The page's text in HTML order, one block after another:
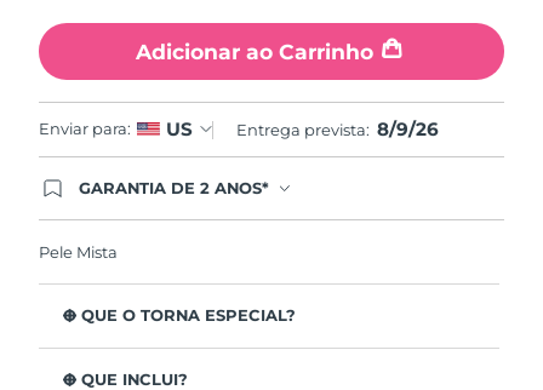
Adicionar ao Carrinho
Enviar para: US Entrega prevista: 8/9/26
GARANTIA DE 2 ANOS*
significa que se você tiver qualquer problema até
produto gratuitamente.*exceto pelo Luna FOFO
e Luna Play plus cuja garantia é de 90 dias.
Pele Mista
O QUE O TORNA ESPECIAL?
impurezas, sebo e resíduos de maquilhagem da pele.
O QUE INCLUI?